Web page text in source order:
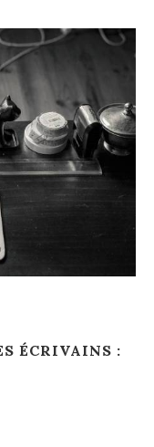
ÉCRIVAINS :